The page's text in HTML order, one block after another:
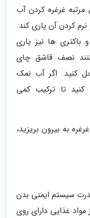
غرغره کردن آب
کردن آن یاری کند.
باکتری ها نیز یاری
نصف قاشق چای
کنید. اگر آب نمک
کنید تا ترکیب کمی
به بیرون بریزید،
سیستم ایمنی بدن
یا بیشتر از مواد غذایی دارای روی